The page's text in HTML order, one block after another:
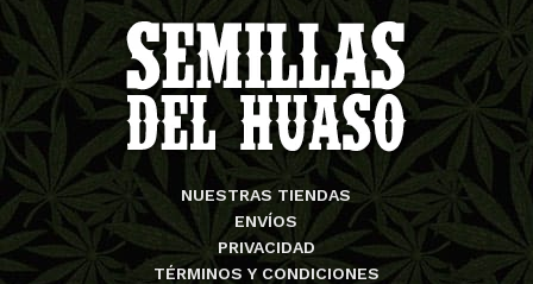
NUESTRAS TIENDAS
ENVÍOS
PRIVACIDAD
TÉRMINOS Y CONDICIONES